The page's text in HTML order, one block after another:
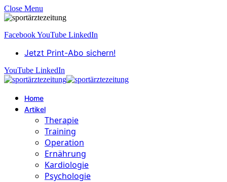
Close Menu
FacebookYouTube LinkedIn
Jetzt Print-Abo sichern!
YouTube LinkedIn
Home
Artikel
Therapie
Training
Operation
Ernährung
Kardiologie
Psychologie